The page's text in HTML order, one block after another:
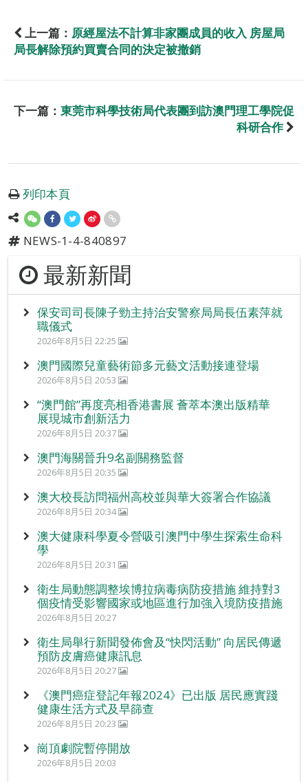
上一篇： 原經屋法不計算非家團成員的收入 房屋局
局長解除預約買賣合同的決定被撤銷
下一篇： 東莞市科學技術局代表團到訪澳門理工學院促
科研合作
列印本頁
NEWS-1-4-840897
最新新聞
保安司司長陳子勁主持治安警察局局長伍素萍就
職儀式
2026年8月5日 22:25
澳門國際兒童藝術節多元藝文活動接連登場
2026年8月5日 20:53
“澳門館”再度亮相香港書展 薈萃本澳出版精華
展現城市創新活力
2026年8月5日 20:37
澳門海關晉升9名副關務監督
2026年8月5日 20:35
澳大校長訪問福州高校並與華大簽署合作協議
2026年8月5日 20:34
澳大健康科學夏令營吸引澳門中學生探索生命科
學
2026年8月5日 20:31
衛生局動態調整埃博拉病毒病防疫措施 維持對3
個疫情受影響國家或地區進行加強入境防疫措施
2026年8月5日 20:27
衛生局舉行新聞發佈會及“快閃活動” 向居民傳遞
預防皮膚癌健康訊息
2026年8月5日 20:27
《澳門癌症登記年報2024》已出版 居民應實踐
健康生活方式及早篩查
2026年8月5日 20:23
崗頂劇院暫停開放
2026年8月5日 20:03